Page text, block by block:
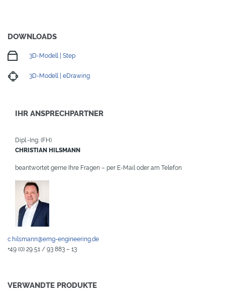
DOWNLOADS
3D-Modell | Step
3D-Modell | eDrawing
IHR ANSPRECHPARTNER
Dipl.-Ing. (FH)
CHRISTIAN HILSMANN
beantwortet gerne Ihre Fragen – per E-Mail oder am Telefon
c.hilsmann@emg-engineering.de
+49 (0) 29 51 / 93 883 – 13
VERWANDTE PRODUKTE